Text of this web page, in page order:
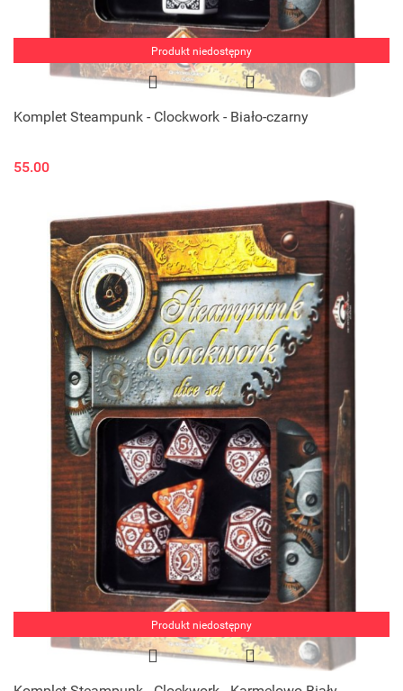
Produkt niedostępny
Komplet Steampunk - Clockwork - Biało-czarny
55.00
Produkt niedostępny